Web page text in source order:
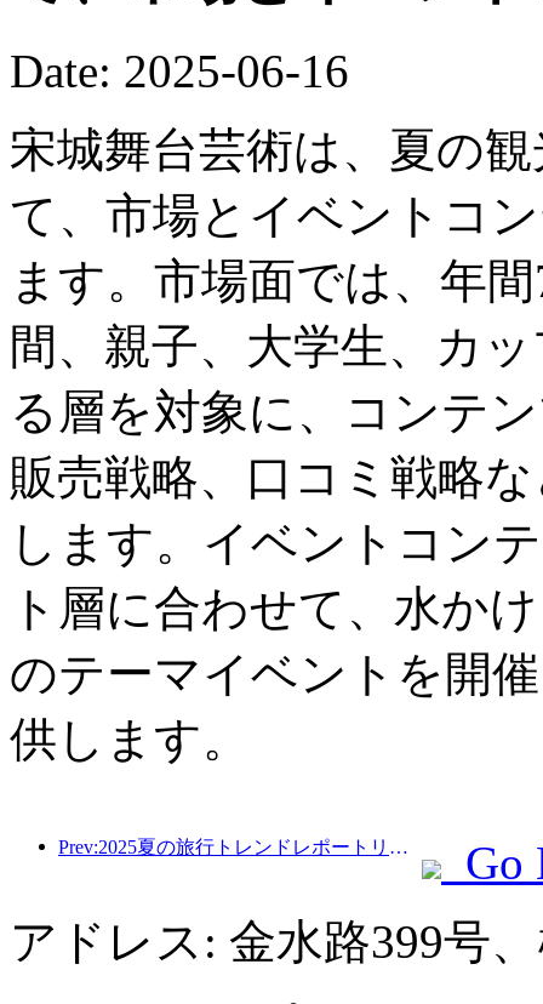
Date: 2025-06-16
宋城舞台芸術は、夏の
て、市場とイベントコ
ます。市場面では、年
間、親子、大学生、カ
る層を対象に、コンテ
販売戦略、口コミ戦略
します。イベントコン
ト層に合わせて、水か
のテーマイベントを開
供します。
Prev:2025夏の旅行トレンドレポートリリース：親子の顧客ベースは60％以上を占めています
Go
アドレス: 金水路399号